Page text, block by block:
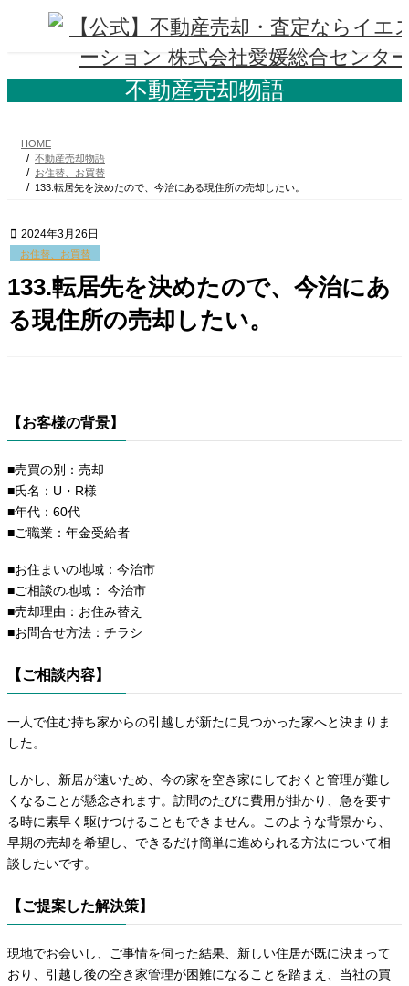
ツ
シ
不動産売却物語
HOME
不動産売却物語
お住替、お買替
133.転居先を決めたので、今治にある現住所の売却したい。
2024年3月26日
お住替、お買替
133.転居先を決めたので、今治にあ
る現住所の売却したい。
【お客様の背景】
■売買の別：売却
■氏名：U・R様
■年代：60代
■ご職業：年金受給者
■お住まいの地域：今治市
■ご相談の地域： 今治市
■売却理由：お住み替え
■お問合せ方法：チラシ
【ご相談内容】
一人で住む持ち家からの引越しが新たに見つかった家へと決まりま
した。
しかし、新居が遠いため、今の家を空き家にしておくと管理が難し
くなることが懸念されます。訪問のたびに費用が掛かり、急を要す
る時に素早く駆けつけることもできません。このような背景から、
早期の売却を希望し、できるだけ簡単に進められる方法について相
談したいです。
【ご提案した解決策】
現地でお会いし、ご事情を伺った結果、新しい住居が既に決まって
おり、引越し後の空き家管理が困難になることを踏まえ、当社の買